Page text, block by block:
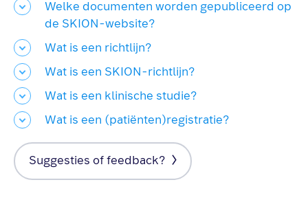
Welke documenten worden gepubliceerd op
de SKION-website?
Wat is een richtlijn?
Wat is een SKION-richtlijn?
Wat is een klinische studie?
Wat is een (patiënten)registratie?
Suggesties of feedback?